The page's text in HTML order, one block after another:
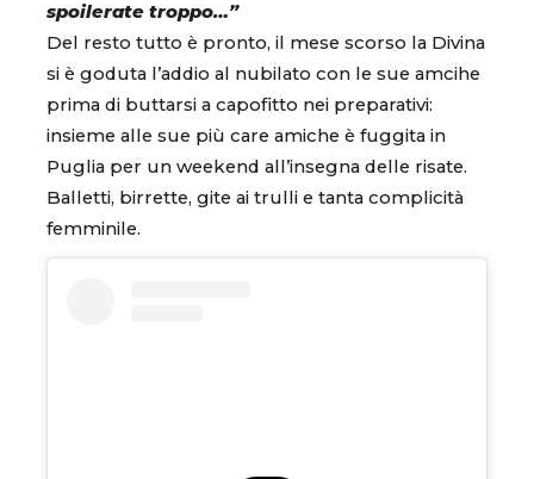
spoilerate troppo…”
Del resto tutto è pronto, il mese scorso la Divina
si è goduta l’addio al nubilato con le sue amcihe
prima di buttarsi a capofitto nei preparativi:
insieme alle sue più care amiche è fuggita in
Puglia per un weekend all’insegna delle risate.
Balletti, birrette, gite ai trulli e tanta complicità
femminile.